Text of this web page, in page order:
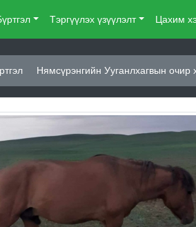
Тэргүүлэх үзүүлэлт Цахим
Нямсүрэнгийн Ууганлхагвын очир